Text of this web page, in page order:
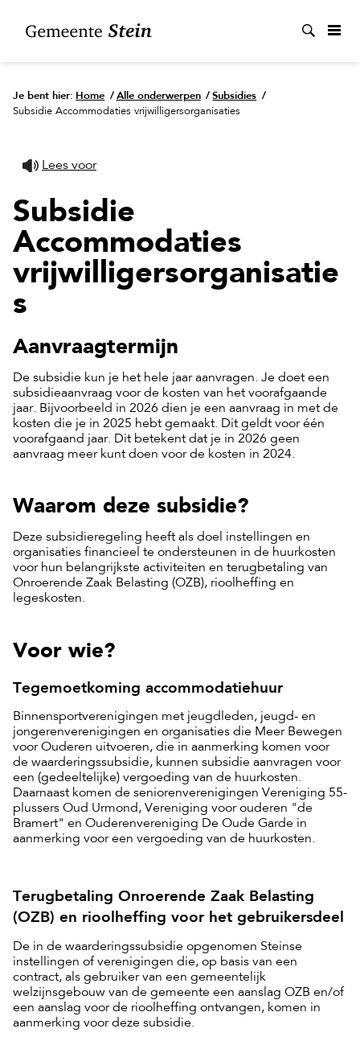
Je bent hier: Home / Alle onderwerpen / Subsidies /
Subsidie Accommodaties vrijwilligersorganisaties
Lees voor
Subsidie
Accommodaties
vrijwilligersorganisatie
s
Aanvraagtermijn
De subsidie kun je het hele jaar aanvragen. Je doet een
subsidieaanvraag voor de kosten van het voorafgaande
jaar. Bijvoorbeeld in 2026 dien je een aanvraag in met de
kosten die je in 2025 hebt gemaakt. Dit geldt voor één
voorafgaand jaar. Dit betekent dat je in 2026 geen
aanvraag meer kunt doen voor de kosten in 2024.
Waarom deze subsidie?
Deze subsidieregeling heeft als doel instellingen en
organisaties financieel te ondersteunen in de huurkosten
voor hun belangrijkste activiteiten en terugbetaling van
Onroerende Zaak Belasting (OZB), rioolheffing en
legeskosten.
Voor wie?
Tegemoetkoming accommodatiehuur
Binnensportverenigingen met jeugdleden, jeugd- en
jongerenverenigingen en organisaties die Meer Bewegen
voor Ouderen uitvoeren, die in aanmerking komen voor
de waarderingssubsidie, kunnen subsidie aanvragen voor
een (gedeeltelijke) vergoeding van de huurkosten.
Daarnaast komen de seniorenverenigingen Vereniging 55-
plussers Oud Urmond, Vereniging voor ouderen "de
Bramert" en Ouderenvereniging De Oude Garde in
aanmerking voor een vergoeding van de huurkosten.
Terugbetaling Onroerende Zaak Belasting
(OZB) en rioolheffing voor het gebruikersdeel
De in de waarderingssubsidie opgenomen Steinse
instellingen of verenigingen die, op basis van een
contract, als gebruiker van een gemeentelijk
welzijnsgebouw van de gemeente een aanslag OZB en/of
een aanslag voor de rioolheffing ontvangen, komen in
aanmerking voor deze subsidie.